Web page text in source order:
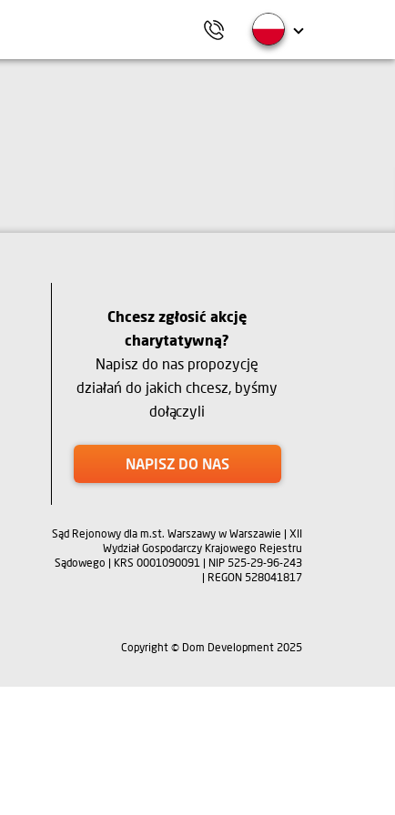
Chcesz zgłosić akcję
charytatywną?
Napisz do nas propozycję
działań do jakich chcesz, byśmy
dołączyli
NAPISZ DO NAS
Sąd Rejonowy dla m.st. Warszawy w Warszawie | XII
Wydział Gospodarczy Krajowego Rejestru
Sądowego | KRS 0001090091 | NIP 525-29-96-243
| REGON 528041817
Copyright © Dom Development 2025